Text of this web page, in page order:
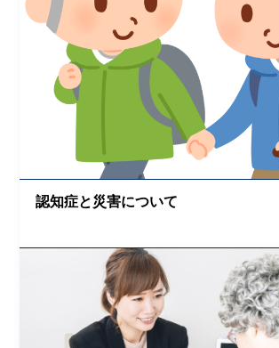
認知症と災害について